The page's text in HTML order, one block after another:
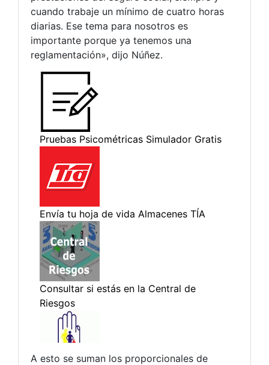
cuando trabaje un mínimo de cuatro horas
diarias. Ese tema para nosotros es
importante porque ya tenemos una
reglamentación», dijo Núñez.
A esto se suman los proporcionales de